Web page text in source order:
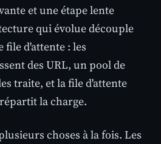
et une étape lente
qui évolue découple
file d'attente : les
des URL, un pool de
traite, et la file d'attente
la charge.
choses à la fois. Les